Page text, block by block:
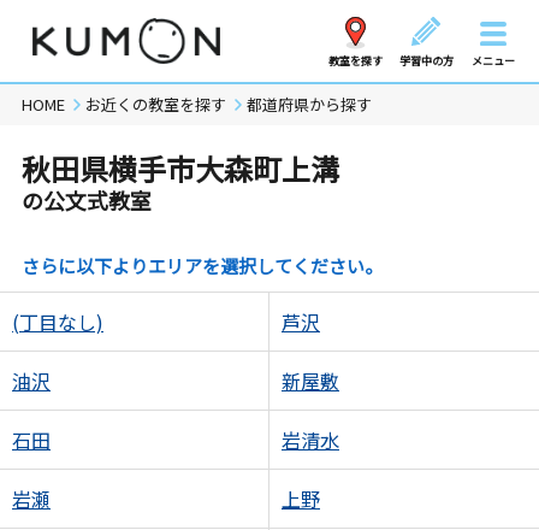
教室を探す 学習中の方 メニュー
HOME お近くの教室を探す 都道府県から探す
秋田県横手市大森町上溝
の公文式教室
さらに以下よりエリアを選択してください。
(丁目なし) 芦沢
油沢 新屋敷
石田 岩清水
岩瀬 上野